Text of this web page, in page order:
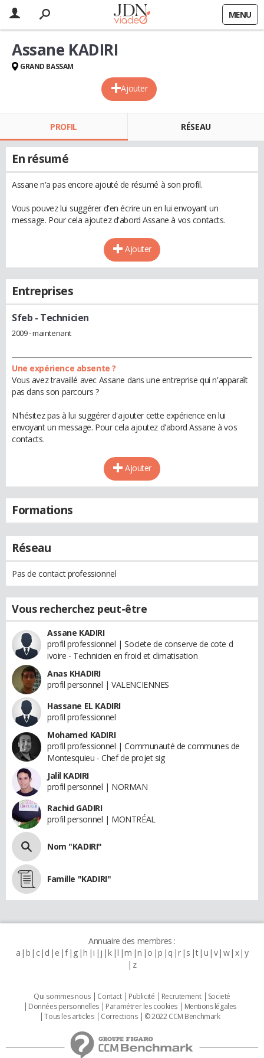
MENU
Ajouter
Assane KADIRI
GRAND BASSAM
PROFIL RÉSEAU
En résumé
Assane n'a pas encore ajouté de résumé à son profil.
Vous pouvez lui suggérer d'en écrire un en lui envoyant un
message. Pour cela ajoutez d'abord Assane à vos contacts.
Ajouter
Entreprises
Sfeb - Technicien
2009 - maintenant
Une expérience absente ?
Vous avez travaillé avec Assane dans une entreprise qui n'apparaît
pas dans son parcours ?
N'hésitez pas à lui suggérer d'ajouter cette expérience en lui
envoyant un message. Pour cela ajoutez d'abord Assane à vos
contacts.
Ajouter
Formations
Réseau
Pas de contact professionnel
Vous recherchez peut-être
Assane KADIRI
profil professionnel | Societe de conserve de cote d
ivoire - Technicien en froid et climatisation
Anas KHADIRI
profil personnel | VALENCIENNES
Hassane EL KADIRI
profil professionnel
Mohamed KADIRI
profil professionnel | Communauté de communes de
Montesquieu - Chef de projet sig
Jalil KADIRI
profil personnel | NORMAN
Rachid GADIRI
profil personnel | MONTRÉAL
Nom "KADIRI"
Famille "KADIRI"
Annuaire des membres :
a b c d e f g h i j k l m n o p q r s t u v w x y
z
Qui sommes nous Contact Publicité Recrutement
Societé
Données personnelles
Paramétrer les cookies
Mentions légales
Tous les articles
Corrections © 2022 CCM Benchmark